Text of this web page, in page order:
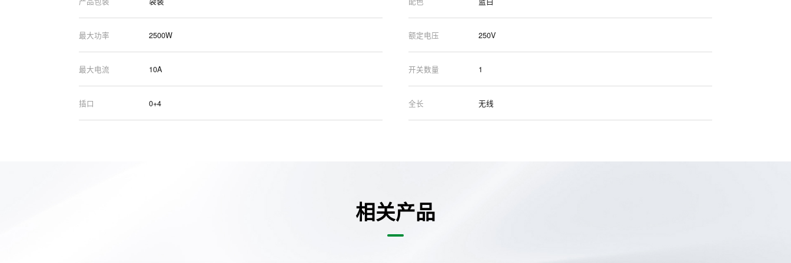
最大功率 2500W 额定电压 250V
最大电流 10A 开关数量 1
插口 0+4 全长 无线
相关产品